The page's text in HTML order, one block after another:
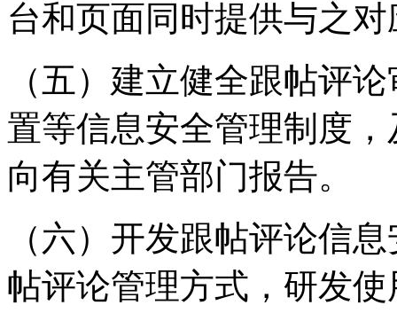
台和页面同时提供与之
（五）建立健全跟帖评
置等信息安全管理制度
向有关主管部门报告。
（六）开发跟帖评论信
帖评论管理方式，研发